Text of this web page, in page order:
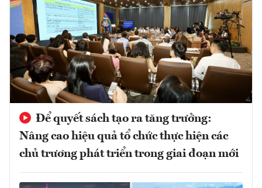
Để quyết sách tạo ra tăng trưởng:
Nâng cao hiệu quả tổ chức thực hiện các
chủ trương phát triển trong giai đoạn mới